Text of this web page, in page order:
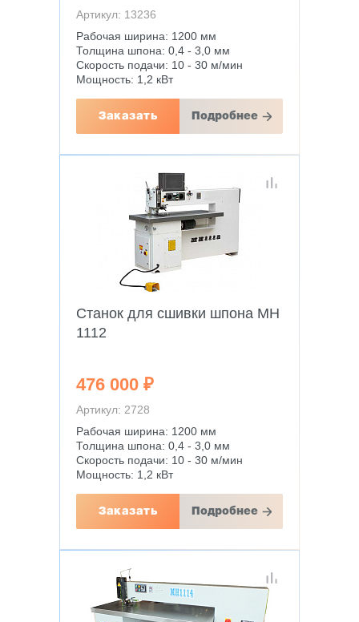
Артикул: 13236
Рабочая ширина: 1200 мм
Толщина шпона: 0,4 - 3,0 мм
Скорость подачи: 10 - 30 м/мин
Мощность: 1,2 кВт
Заказать Подробнее
Станок для сшивки шпона MH
1112
476 000 ₽
Артикул: 2728
Рабочая ширина: 1200 мм
Толщина шпона: 0,4 - 3,0 мм
Скорость подачи: 10 - 30 м/мин
Мощность: 1,2 кВт
Заказать Подробнее